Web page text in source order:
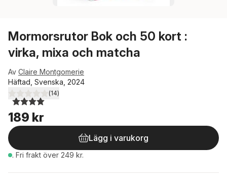
Mormorsrutor Bok och 50 kort :
virka, mixa och matcha
Av Claire Montgomerie
Häftad, Svenska, 2024
4,0utav 5 stjärnor. Totalt antal röster:
(14)
189 kr
Lägg i varukorg
. Fri frakt över 249 kr.